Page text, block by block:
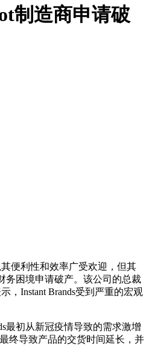
制造商申请破
便利性和效率广受欢迎，但其
务困境申请破产。该公司的总裁
，Instant Brands受到严重的宏观
最初从新冠疫情导致的需求激增
终导致产品的交货时间延长，并